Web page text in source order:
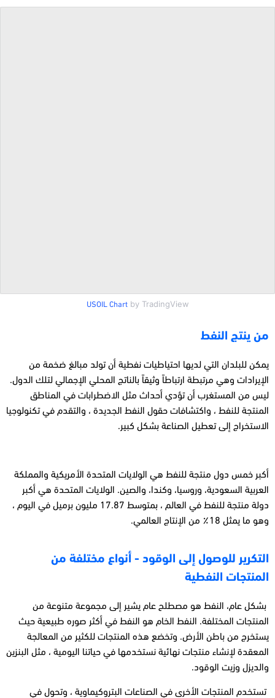
USOIL Chartby TradingView
من ينتج النفط
يمكن للبلدان التي لديها احتياطيات نفطية أن تولد مبالغ ضخمة من
الإيرادات وهي مرتبطة ارتباطاً وثيقاً بالناتج المحلي الإجمالي لتلك الدول.
ليس من المستغرب أن تؤدي أحداث مثل الاضطرابات في المناطق
المنتجة للنفط ، واكتشافات حقول النفط الجديدة ، والتقدم في تكنولوجيا
الاستخراج إلى تعطيل الصناعة بشكل كبير.
أكبر خمس دول منتجة للنفط هي الولايات المتحدة الأمريكية والمملكة
العربية السعودية، وروسيا، وكندا ، والصين. الولايات المتحدة هي أكبر
دولة منتجة للنفط في العالم ، بمتوسط ​​17.87 مليون برميل في اليوم ،
وهو ما يمثل 18٪ من الإنتاج العالمي.
التكرير للوصول إلى الوقود - أنواع مختلفة من
المنتجات النفطية
بشكل عام، النفط هو مصطلح عام يشير إلى مجموعة متنوعة من
المنتجات المختلفة. النفط الخام هو النفط في أكثر صوره طبيعية حيث
يستخرج من باطن الأرض. وتخضع هذه المنتجات للكثير من المعالجة
المعقدة لإنشاء منتجات نهائية نستخدمها في حياتنا اليومية ، مثل البنزين
والديزل وزيت الوقود.
تستخدم المنتجات الأخرى في الصناعات البتروكيماوية ، وتحول في